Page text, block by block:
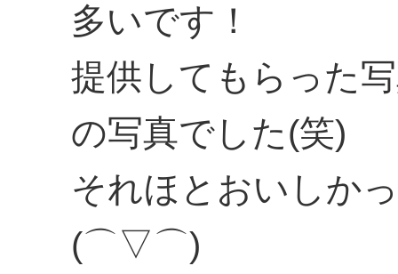
多いです！
提供してもらった
の写真でした(笑)
それほとおいしか
(⌒▽⌒)